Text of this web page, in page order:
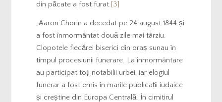
din păcate a fost furat.[3]
„Aaron Chorin a decedat pe 24 august 1844 și
a fost înmormântat două zile mai târziu.
Clopotele fiecărei biserici din oraș sunau în
timpul procesiunii funerare. La înmormântare
au participat toți notabilii urbei, iar elogiul
funerar a fost emis în marile publicații iudaice
și creștine din Europa Centrală. În cimitirul